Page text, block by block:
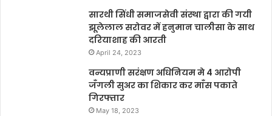
सारथी सिंधी समाजसेवी संस्था द्वारा की गयी
झूलेलाल सरोवर में हनुमान चालीसा के साथ
दरियाशाह की आरती
April 24, 2023
वन्यप्राणी सरंक्षण अधिनियम मे 4 आरोपी
जँगली सुअर का शिकार कर माँस पकाते
गिरफ्तार
May 18, 2023